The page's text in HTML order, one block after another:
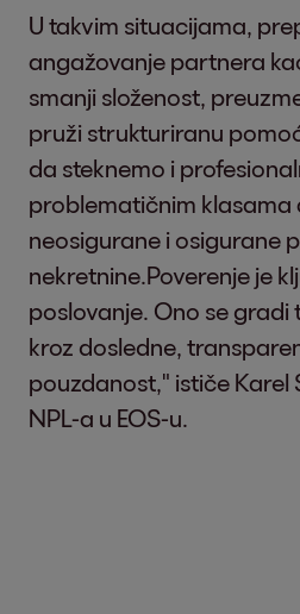
U takvim situacijama,
angažovanje partnera
smanji složenost,
pruži strukturiranu
da steknemo i
problematičnim klasama
neosigurane i osigurane
nekretnine.Poverenje je
poslovanje. Ono se gradi
kroz dosledne,
pouzdanost," ističe Karel
NPL-a u EOS-u.